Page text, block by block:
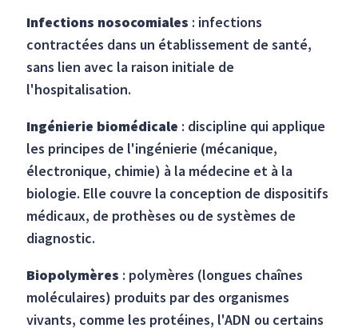
Infections nosocomiales : infections
contractées dans un établissement de santé,
sans lien avec la raison initiale de
l'hospitalisation.
Ingénierie biomédicale : discipline qui applique
les principes de l'ingénierie (mécanique,
électronique, chimie) à la médecine et à la
biologie. Elle couvre la conception de dispositifs
médicaux, de prothèses ou de systèmes de
diagnostic.
Biopolymères : polymères (longues chaînes
moléculaires) produits par des organismes
vivants, comme les protéines, l'ADN ou certains